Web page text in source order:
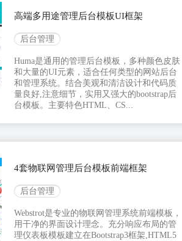
高端多用途管理后台模板UI框架
后台管理
Huma是通用的管理后台模板，多种颜色皮肤
和大量的UI元素，适合任何类型的网站后台
和管理系统。结合美观和清洁设计和代码质
量良好,注意细节，实用又强大的bootstrap后
台模板。主要特色HTML、CS...
4套物联网管理后台模板前端框架
后台管理
Webstrot是专业的物联网管理系统前端模板，
用干净的界面设计理念。充分响应布局的管
理仪表板模板建立在Bootstrap3框架,HTML5